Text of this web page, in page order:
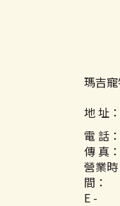
瑪吉
地 址：
電 話：
傳 真：
營業時
間：
E -